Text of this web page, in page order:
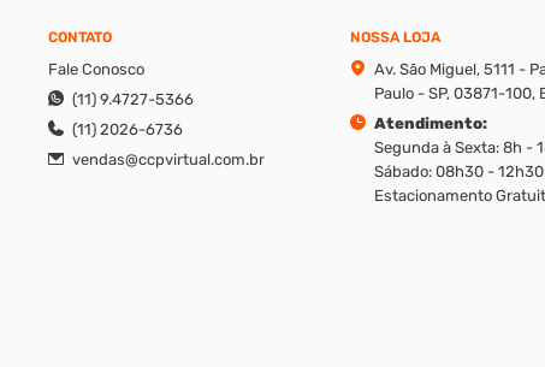
CONTATO
Fale Conosco
(11) 9.4727-5366
(11) 2026-6736
vendas@ccpvirtual.com.br
NOSSA LOJA
Av. São Miguel, 5111 -
Paulo - SP, 03871-100,
Atendimento:
Segunda à Sexta: 8h -
Sábado: 08h30 - 12h30
Estacionamento